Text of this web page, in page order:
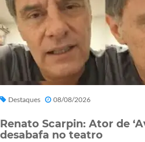
Destaques 08/08/2026
Renato Scarpin: Ator de
desabafa no teatro